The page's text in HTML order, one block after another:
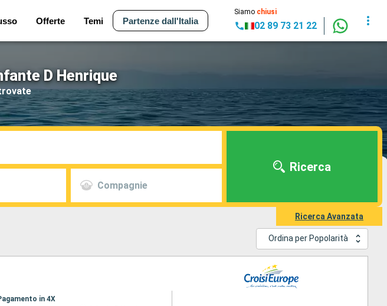
Offerte Temi Partenze dall'Italia
Siamo chiusi
02 89 73 21 22
D Henrique
Compagnie
Ricerca
Ricerca Avanzata
Ordina per Popolarità
in 4X